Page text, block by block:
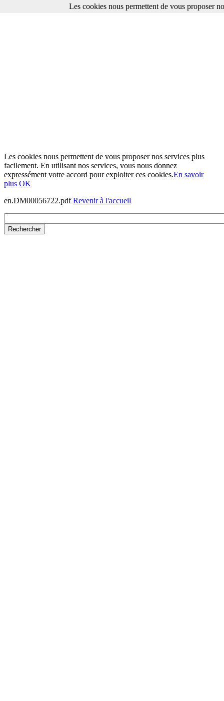
Les cookies nous permettent de vous proposer nos services plus
facilement. En utilisant nos services, vous nous donnez
expressément votre accord pour exploiter ces cookies.En savoir
plus OK
en.DM00056722.pdfRevenir à l'accueil
Les cookies nous permettent de vous proposer